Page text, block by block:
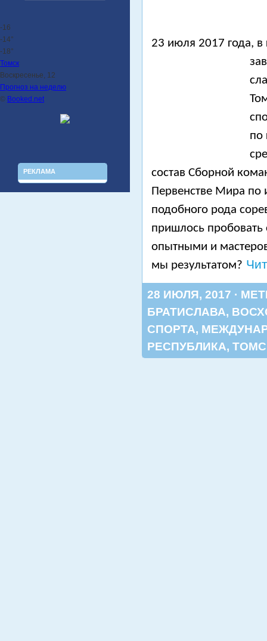
-16
-14°
-18°
Томск
Воскресенье, 12
Прогноз на неделю
© Booked.net
РЕКЛАМА
23 июля 2017 года, в
по
состав Сборной
Первенстве Мира по
подобного рода
пришлось пробовать
опытными и
мы результатом?
28 ИЮЛЯ, 2017 ·
БРАТИСЛАВА,
СПОРТА,
РЕСПУБЛИКА,